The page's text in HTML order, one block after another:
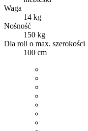
Waga
14 kg
Nośność
150 kg
Dla roli o max. szerokości
100 cm